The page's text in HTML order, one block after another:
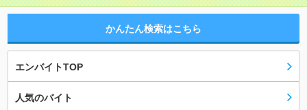
かんたん検索はこちら
エンバイトTOP
人気のバイト